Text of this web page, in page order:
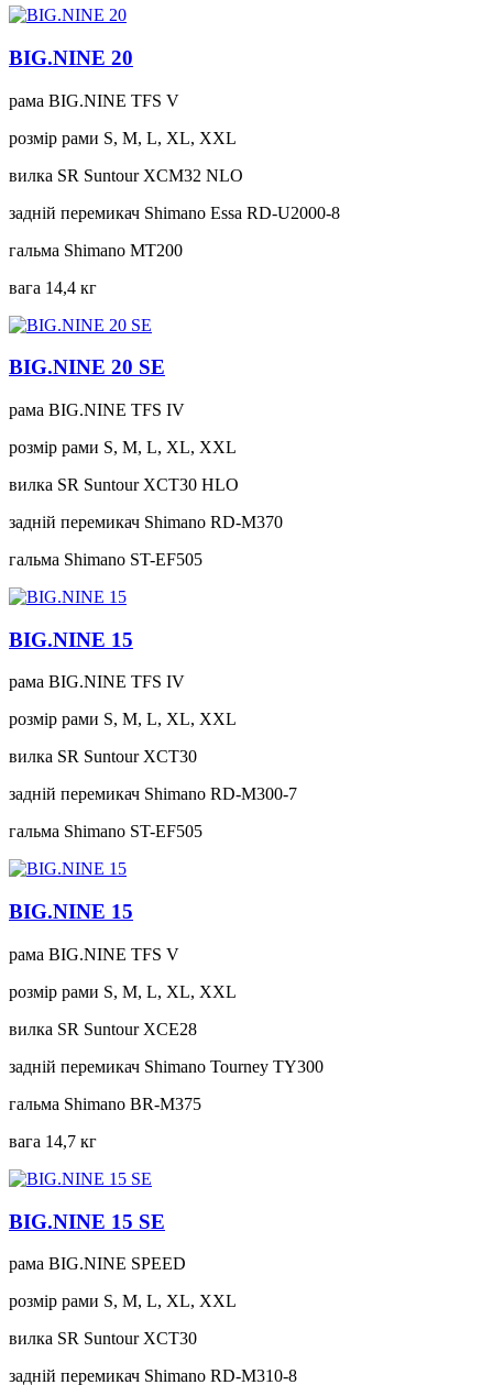
BIG.NINE 20
рама BIG.NINE TFS V
розмір рами S, M, L, XL, XXL
вилка SR Suntour XCM32 NLO
задній перемикач Shimano Essa RD-U2000-8
гальма Shimano MT200
вага 14,4 кг
BIG.NINE 20 SE
рама BIG.NINE TFS IV
розмір рами S, M, L, XL, XXL
вилка SR Suntour XCT30 HLO
задній перемикач Shimano RD-M370
гальма Shimano ST-EF505
BIG.NINE 15
рама BIG.NINE TFS IV
розмір рами S, M, L, XL, XXL
вилка SR Suntour XCT30
задній перемикач Shimano RD-M300-7
гальма Shimano ST-EF505
BIG.NINE 15
рама BIG.NINE TFS V
розмір рами S, M, L, XL, XXL
вилка SR Suntour XCE28
задній перемикач Shimano Tourney TY300
гальма Shimano BR-M375
вага 14,7 кг
BIG.NINE 15 SE
рама BIG.NINE SPEED
розмір рами S, M, L, XL, XXL
вилка SR Suntour XCT30
задній перемикач Shimano RD-M310-8